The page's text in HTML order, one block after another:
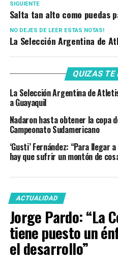
SIGUIENTE
Salta tan alto como puedas
NO DEJES DE LEER ESTAS NOTAS!
La Selección Argentina de
QUIZAS TE
La Selección Argentina de
a Guayaquil
Nadaron hasta obtener la copa
Campeonato Sudamericano
‘Gusti’ Fernández: “Para llegar
hay que sufrir un montón de
ACTUALIDAD
Jorge Pardo: “La
tiene puesto un
el desarrollo”